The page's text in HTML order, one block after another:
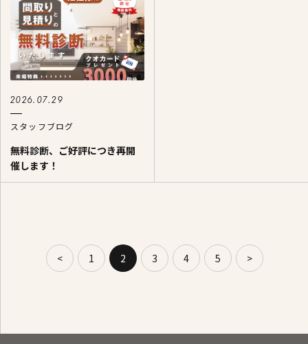
2026.07.29
スタッフブログ
無料診断、ご好評につき再開
催します！
< 1 2 3 4 5 >